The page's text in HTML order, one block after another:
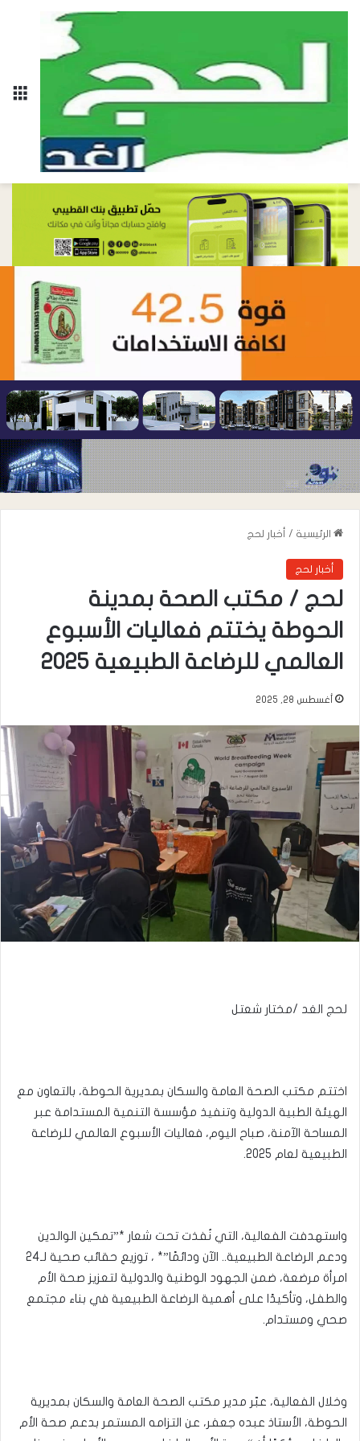
الرئيسية / أخبار لحج
أخبار لحج
لحج / مكتب الصحة بمدينة
الحوطة يختتم فعاليات الأسبوع
العالمي للرضاعة الطبيعية 2025
أغسطس 28, 2025
لحج الغد /مختار شعتل
اختتم مكتب الصحة العامة والسكان بمديرية الحوطة، بالتعاون مع
الهيئة الطبية الدولية وتنفيذ مؤسسة التنمية المستدامة عبر
المساحة الآمنة، صباح اليوم، فعاليات الأسبوع العالمي للرضاعة
الطبيعية لعام 2025.
واستهدفت الفعالية، التي نُفذت تحت شعار *”تمكين الوالدين
ودعم الرضاعة الطبيعية.. الآن ودائمًا”* ، توزيع حقائب صحية لـ24
امرأة مرضعة، ضمن الجهود الوطنية والدولية لتعزيز صحة الأم
والطفل، وتأكيدًا على أهمية الرضاعة الطبيعية في بناء مجتمع
صحي ومستدام.
وخلال الفعالية، عبّر مدير مكتب الصحة العامة والسكان بمديرية
الحوطة، الأستاذ عبده جعفر، عن التزامه المستمر بدعم صحة الأم